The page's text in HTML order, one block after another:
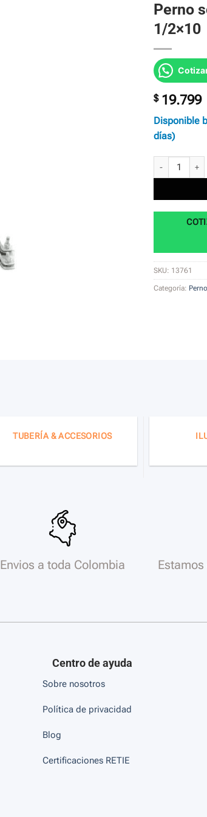
Perno
1/2×10
$19.799
Disponible
días)
SKU: 13761
Categoría:
TUBERÍA & ACCESORIOS
Envios a toda Colombia
Centro de ayuda
Sobre nosotros
Política de privacidad
Blog
Certificaciones RETIE